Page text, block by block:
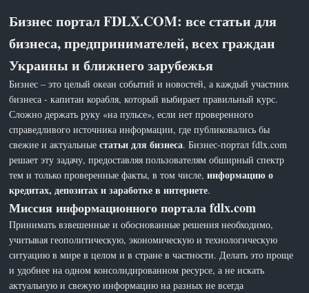
Бизнес портал FDLX.COM: все статьи для
бизнеса, предпринимателей, всех граждан
Украины и ближнего зарубежья
Бизнес – это целый океан событий и новостей, а каждый участник
бизнеса - капитан корабля, который выбирает правильный курс.
Сложно держать руку «на пульсе», если нет проверенного
справедливого источника информации, где публиковались бы
свежие и актуальныестатьи для бизнеса. Бизнес-портал fdlx.com
решает эту задачу, предоставляя пользователям обширный спектр
тем и только проверенные факты, в том числе,информацию о
кредитах, депозитах и заработке в интернете.
Миссия информационного портала fdlx.com
Принимать взвешенные и обоснованные решения необходимо,
учитывая геополитическую, экономическую и технологическую
ситуацию в мире в целом и в стране в частности. Делать это проще
и удобнее на одном консолидированном ресурсе, а не искать
актуальную и свежую информацию на разных не всегда